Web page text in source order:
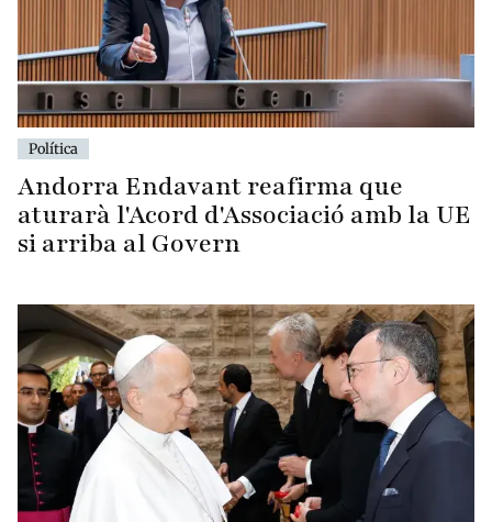
Política
Andorra Endavant reafirma que
aturarà l'Acord d'Associació amb la UE
si arriba al Govern